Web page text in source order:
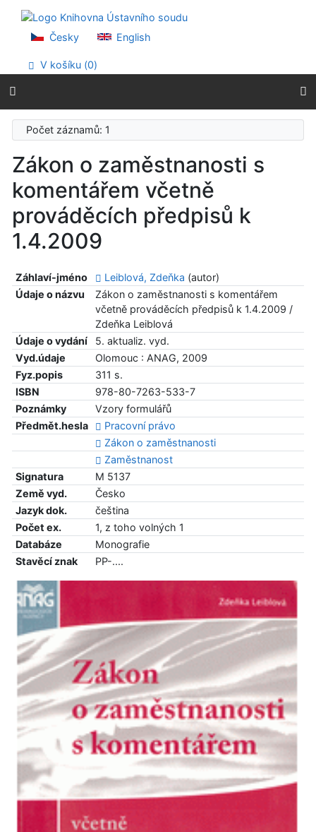
Přejít na menu
Prohlášení o webové přístupnosti
Česky English
V košíku (0)
Počet záznamů: 1
Zákon o zaměstnanosti s
komentářem včetně
prováděcích předpisů k
1.4.2009
Záhlaví-jméno Leiblová, Zdeňka (autor)
Údaje o názvu
Zákon o zaměstnanosti s komentářem
včetně prováděcích předpisů k 1.4.2009 /
Zdeňka Leiblová
Údaje o vydání
5. aktualiz. vyd.
Vyd.údaje
Olomouc : ANAG, 2009
Fyz.popis
311 s.
ISBN
978-80-7263-533-7
Poznámky
Vzory formulářů
Předmět.hesla
Pracovní právo
Zákon o zaměstnanosti
Zaměstnanost
Signatura
M 5137
Země vyd.
Česko
Jazyk dok.
čeština
Počet ex.
1, z toho volných 1
Databáze
Monografie
Stavěcí znak
PP-....